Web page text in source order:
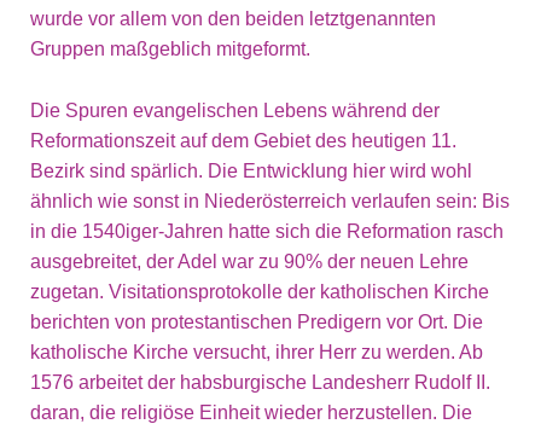
wurde vor allem von den beiden letztgenannten
Gruppen maßgeblich mitgeformt.
Die Spuren evangelischen Lebens während der
Reformationszeit auf dem Gebiet des heutigen 11.
Bezirk sind spärlich. Die Entwicklung hier wird wohl
ähnlich wie sonst in Niederösterreich verlaufen sein: Bis
in die 1540iger-Jahren hatte sich die Reformation rasch
ausgebreitet, der Adel war zu 90% der neuen Lehre
zugetan. Visitationsprotokolle der katholischen Kirche
berichten von protestantischen Predigern vor Ort. Die
katholische Kirche versucht, ihrer Herr zu werden. Ab
1576 arbeitet der habsburgische Landesherr Rudolf II.
daran, die religiöse Einheit wieder herzustellen. Die